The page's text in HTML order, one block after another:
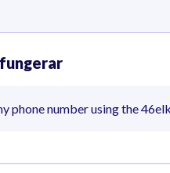
phone number using the